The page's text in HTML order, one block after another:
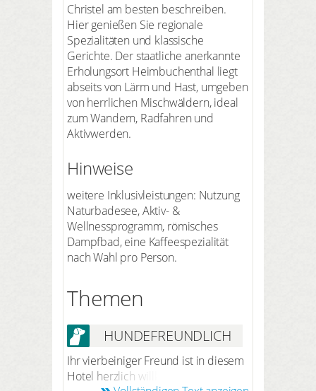
Christel am besten beschreiben.
Hier genießen Sie regionale
Spezialitäten und klassische
Gerichte. Der staatliche anerkannte
Erholungsort Heimbuchenthal liegt
abseits von Lärm und Hast, umgeben
von herrlichen Mischwäldern, ideal
zum Wandern, Radfahren und
Aktivwerden.
Hinweise
weitere Inklusivleistungen: Nutzung
Naturbadesee, Aktiv- &
Wellnessprogramm, römisches
Dampfbad, eine Kaffeespezialität
nach Wahl pro Person.
Themen
HUNDEFREUNDLICH
Ihr vierbeiniger Freund ist in diesem
Hotel herzlich willkommen. Nach